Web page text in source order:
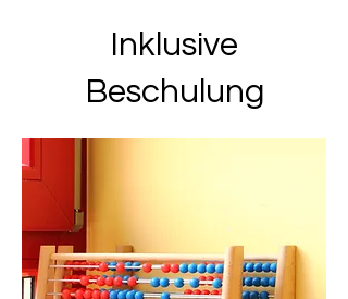
Inklusive
Beschulung